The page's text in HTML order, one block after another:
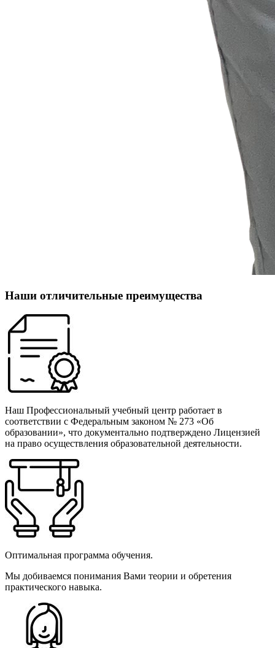
Наши отличительные преимущества
Наш Профессиональный учебный центр работает в
соответствии с Федеральным законом № 273 «Об
образовании», что документально подтверждено Лицензией
на право осуществления образовательной деятельности.
Оптимальная программа обучения.
Мы добиваемся понимания Вами теории и обретения
практического навыка.